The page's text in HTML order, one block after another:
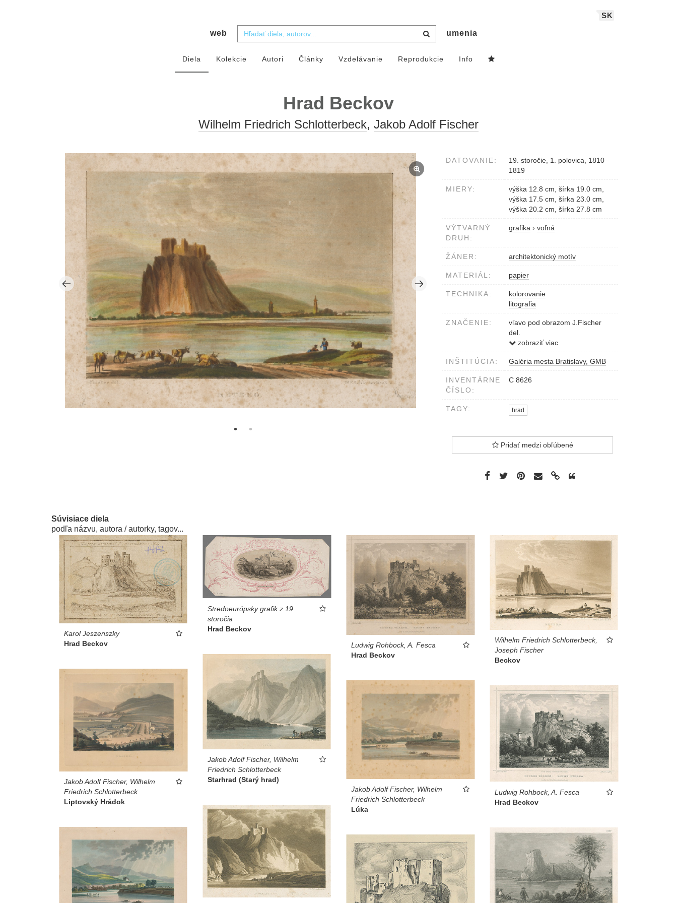
SK
web umenia
Diela Kolekcie Autori Články Vzdelávanie Reprodukcie Info
Hrad Beckov
Wilhelm Friedrich Schlotterbeck, Jakob Adolf Fischer
DATOVANIE:
19. storočie, 1. polovica, 1810–
1819
MIERY:
výška 12.8 cm, šírka 19.0 cm,
výška 17.5 cm, šírka 23.0 cm,
výška 20.2 cm, šírka 27.8 cm
VÝTVARNÝ
DRUH:
grafika › voľná
ŽÁNER: architektonický motív
MATERIÁL: papier
TECHNIKA:
kolorovanie
litografia
ZNAČENIE:
vľavo pod obrazom J.Fischer
del.
vpravo pod obrazom
v strede pod obrazom Betzkó
zobraziť viac
INŠTITÚCIA: Galéria mesta Bratislavy, GMB
INVENTÁRNE
ČÍSLO:
C 8626
TAGY: hrad
Pridať medzi obľúbené
Súvisiace diela
podľa názvu, autora / autorky, tagov...
Karol Jeszenszky
Hrad Beckov
Stredoeurópsky grafik z 19.
storočia
Hrad Beckov
Ludwig Rohbock, A. Fesca
Hrad Beckov
Wilhelm Friedrich Schlotterbeck,
Joseph Fischer
Beckov
Jakob Adolf Fischer, Wilhelm
Friedrich Schlotterbeck
Starhrad (Starý hrad)
Jakob Adolf Fischer, Wilhelm
Friedrich Schlotterbeck
Liptovský Hrádok
Jakob Adolf Fischer, Wilhelm
Friedrich Schlotterbeck
Lúka
Ludwig Rohbock, A. Fesca
Hrad Beckov